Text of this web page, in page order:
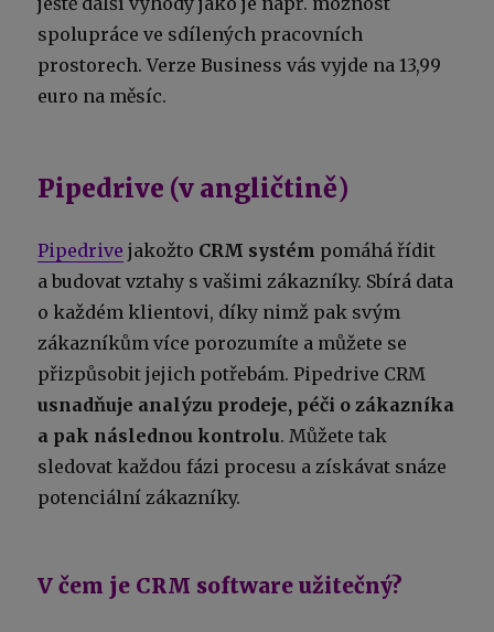
spolupráce ve sdílených pracovních
prostorech. Verze Business vás vyjde na 13,99
euro na měsíc.
Pipedrive (v angličtině)
Pipedrive jakožto CRM systém pomáhá řídit
a budovat vztahy s vašimi zákazníky. Sbírá data
o každém klientovi, díky nimž pak svým
zákazníkům více porozumíte a můžete se
přizpůsobit jejich potřebám. Pipedrive CRM
usnadňuje analýzu prodeje, péči o zákazníka
a pak následnou kontrolu. Můžete tak
sledovat každou fázi procesu a získávat snáze
potenciální zákazníky.
V čem je CRM software užitečný?